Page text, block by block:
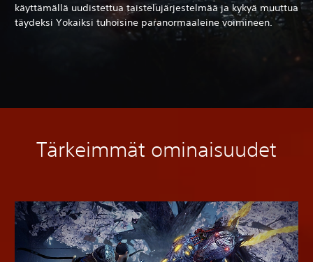
käyttämällä uudistettua taistelujärjestelmää ja kykyä muuttua
täydeksi Yokaiksi tuhoisine paranormaaleine voimineen.
Tärkeimmät ominaisuudet